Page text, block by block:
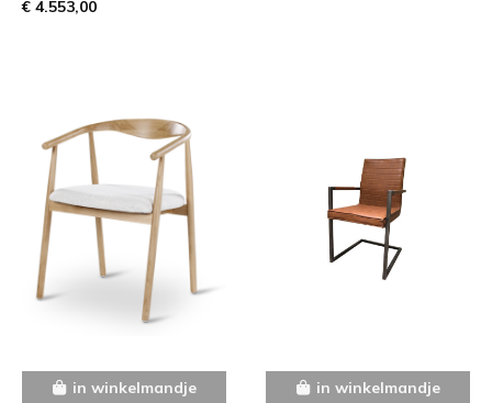
€ 4.553,00
in winkelmandje in winkelmandje